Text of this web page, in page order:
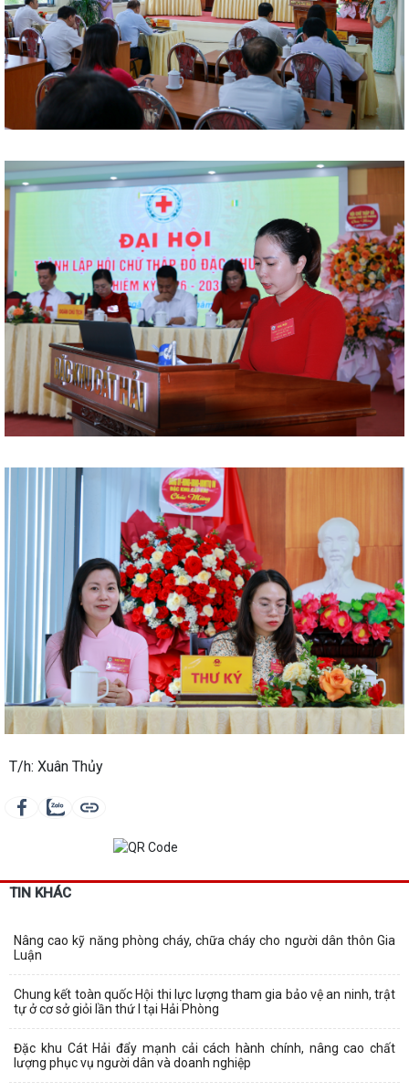
T/h: Xuân Thủy
TIN KHÁC
Nâng cao kỹ năng phòng cháy, chữa cháy cho người dân thôn Gia
Luận
Chung kết toàn quốc Hội thi lực lượng tham gia bảo vệ an ninh, trật
tự ở cơ sở giỏi lần thứ I tại Hải Phòng
Đặc khu Cát Hải đẩy mạnh cải cách hành chính, nâng cao chất
lượng phục vụ người dân và doanh nghiệp